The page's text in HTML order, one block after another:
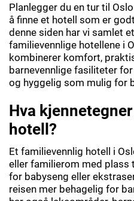
Planlegger du en tur til
å finne et hotell som er
denne siden har vi samlet
familievennlige hotellene i
kombinerer komfort,
barnevennlige fasiliteter
og hyggelig som mulig for
Hva
hotell?
Et familievennlig hotell i
eller familierom med plass
for babyseng eller
reisen mer behagelig for